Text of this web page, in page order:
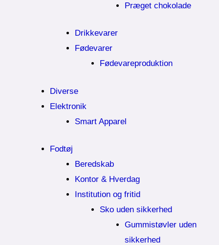
Præget chokolade
Drikkevarer
Fødevarer
Fødevareproduktion
Diverse
Elektronik
Smart Apparel
Fodtøj
Beredskab
Kontor & Hverdag
Institution og fritid
Sko uden sikkerhed
Gummistøvler uden
sikkerhed